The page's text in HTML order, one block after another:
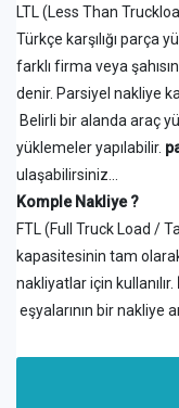
LTL (Less Than
Türkçe karşılığı parça
farklı firma veya
denir. Parsiyel nakliye
Belirli bir alanda araç
yüklemeler yapılabilir.
ulaşabilirsiniz...
Komple Nakliye ?
FTL (Full Truck Load /
kapasitesinin tam
nakliyatlar için kullanılır.
eşyalarının bir nakliye